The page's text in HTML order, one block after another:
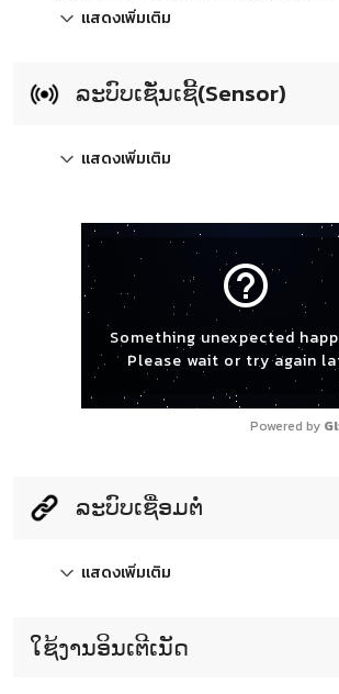
แสดงเพิ่มเติม
ລະບົບເຊັ່ນເຊີ້(Sensor)
แสดงเพิ่มเติม
help_outline
Something unexpected
Please wait or try again
Powered by
ລະບົບເຊື່ອມຕໍ່
แสดงเพิ่มเติม
ໃຊ້ງານອິນເຕີເນັດ